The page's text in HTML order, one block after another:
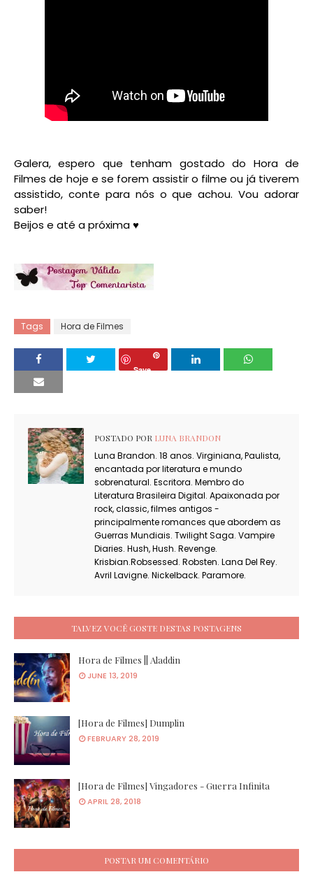
Galera, espero que tenham gostado do Hora de
Filmes de hoje e se forem assistir o filme ou já tiverem
assistido, conte para nós o que achou. Vou adorar
saber!
Beijos e até a próxima ♥
Tags Hora de Filmes
Save
POSTADO POR LUNA BRANDON
Luna Brandon. 18 anos. Virginiana, Paulista,
encantada por literatura e mundo
sobrenatural. Escritora. Membro do
Literatura Brasileira Digital. Apaixonada por
rock, classic, filmes antigos -
principalmente romances que abordem as
Guerras Mundiais. Twilight Saga. Vampire
Diaries. Hush, Hush. Revenge.
Krisbian.Robsessed. Robsten. Lana Del Rey.
Avril Lavigne. Nickelback. Paramore.
TALVEZ VOCÊ GOSTE DESTAS POSTAGENS
Hora de Filmes || Aladdin
JUNE 13, 2019
[Hora de Filmes] Dumplin
FEBRUARY 28, 2019
[Hora de Filmes] Vingadores - Guerra Infinita
APRIL 28, 2018
POSTAR UM COMENTÁRIO